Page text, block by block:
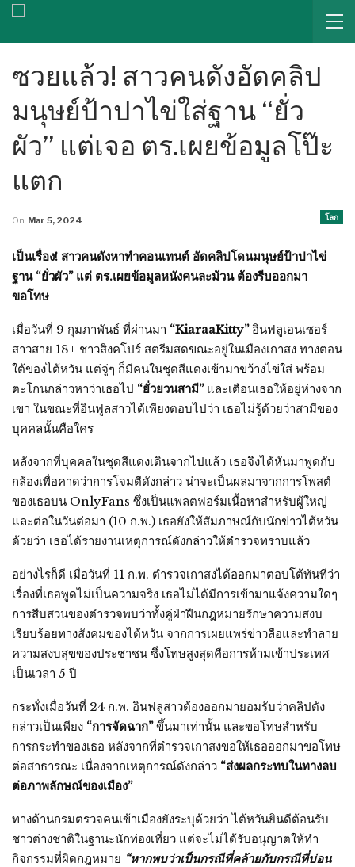
ซวยแล้ว! สาวคนดังอัดคลิป
มนุษย์ป้าปาไข่ใส่ฐาน “ยั่ว
ผัว” แต่เจอ ตร.เผยข้อมูลโป๊ะ
แตก
โลก
On Mar 5, 2024
เป็นเรื่อง! สาวคนดังหาทำคอนเทนต์ อัดคลิปโดนมนุษย์ป้าปาไข่
ฐาน “ยั่วผัว” แต่ ตร.เผยข้อมูลหนังคนละม้วน ต้องรีบออกมา
ขอโทษ
เมื่อวันที่ 9 กุมภาพันธ์ ที่ผ่านมา “KiaraaKitty”อินฟลูเอนเซอร์
สาวสาย 18+ ชาวสิงคโปร์ สตรีมสดขณะอยู่ในเมืองเกาสง ทางตอน
ใต้ของไต้หวัน แต่จู่ๆ ก็มีคนในชุดสีแดงเข้ามาขว้างไข่ใส่ พร้อม
ตะโกนกล่าวหาว่าเธอไป “ยั่วยวนสามี”และเตือนเธอให้อยู่ห่างจาก
เขา ในขณะที่อินฟูลสาวได้เพียงตอบไปว่า เธอไม่รู้ด้วยว่าสามีของ
บุคคลนั้นคือใคร
หลังจากที่บุคคลในชุดสีแดงเดินจากไปแล้ว เธอจึงได้หันมาพูดกับ
กล้องเพื่อคาดว่าการโจมตีดังกล่าว น่าจะเป็นผลมาจากการโพสต์
ของเธอบน OnlyFans ซึ่งเป็นแพลตฟอร์มเนื้อหาสำหรับผู้ใหญ่
และต่อในวันต่อมา (10 ก.พ.) เธอยังให้สัมภาษณ์กับนักข่าวไต้หวัน
ด้วยว่า เธอได้รายงานเหตุการณ์ดังกล่าวให้ตำรวจทราบแล้ว
อย่างไรก็ดี เมื่อวันที่ 11 ก.พ. ตำรวจเกาสงได้ออกมาตอบโต้ทันทีว่า
เรื่องที่เธอพูดไม่เป็นความจริง เธอไม่ได้มีการเข้ามาแจ้งความใดๆ
การสืบสวนของตำรวจพบว่าทั้งคู่ฝ่าฝืนกฎหมายรักษาความสงบ
เรียบร้อยทางสังคมของไต้หวัน จากการเผยแพร่ข่าวลือและทำลาย
ความสงบสุขของประชาชน ซึ่งโทษสูงสุดคือการห้ามเข้าประเทศ
เป็นเวลา 5 ปี
กระทั่งเมื่อวันที่ 24 ก.พ. อินฟลูสาวต้องออกมายอมรับว่าคลิปดัง
กล่าวเป็นเพียง “การจัดฉาก”ขึ้นมาเท่านั้น และขอโทษสำหรับ
การกระทำของเธอ หลังจากที่ตำรวจเกาสงขอให้เธอออกมาขอโทษ
ต่อสาธารณะ เนื่องจากเหตุการณ์ดังกล่าว “ส่งผลกระทบในทางลบ
ต่อภาพลักษณ์ของเมือง”
ทางด้านกรมตรวจคนเข้าเมืองยังระบุด้วยว่า ไต้หวันยินดีต้อนรับ
ชาวต่างชาติในฐานะนักท่องเที่ยว แต่จะไม่ได้รับอนุญาตให้ทำ
กิจกรรมที่ผิดกฎหมาย “หากพบว่าเป็นกรณีที่คล้ายกับกรณีที่บ่อน